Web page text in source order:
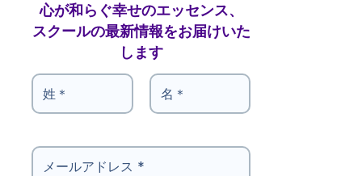
心が和らぐ幸せのエッセンス、
スクールの最新情報をお届けいた
します